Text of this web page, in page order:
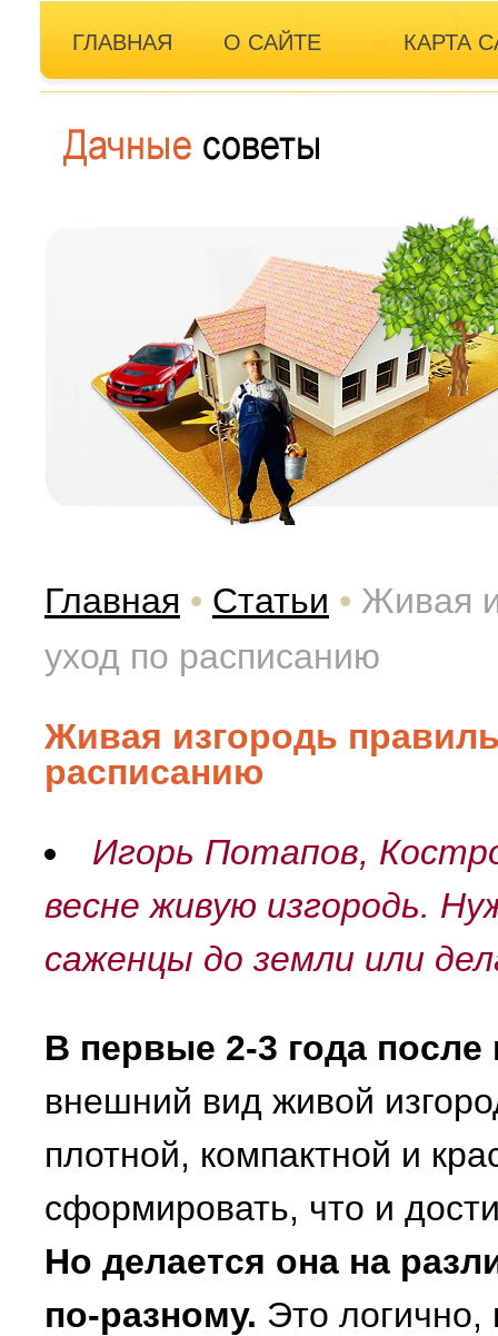
ГЛАВНАЯ О САЙТЕ КАРТА
Главная • Статьи • Живая
уход по расписанию
Живая изгородь
расписанию
Игорь Потапов,
весне живую изгородь.
саженцы до земли или
В первые 2-3 года после
внешний вид живой
плотной, компактной и
сформировать, что и
Но делается она на
по-разному. Это логично,